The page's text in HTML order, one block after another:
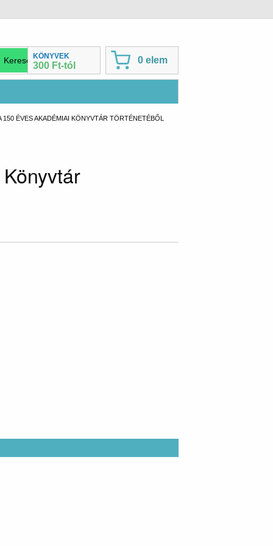
KÖNYVEK
300 Ft-tól
0 elem
150 ÉVES AKADÉMIAI KÖNYVTÁR TÖRTÉNETÉBŐL